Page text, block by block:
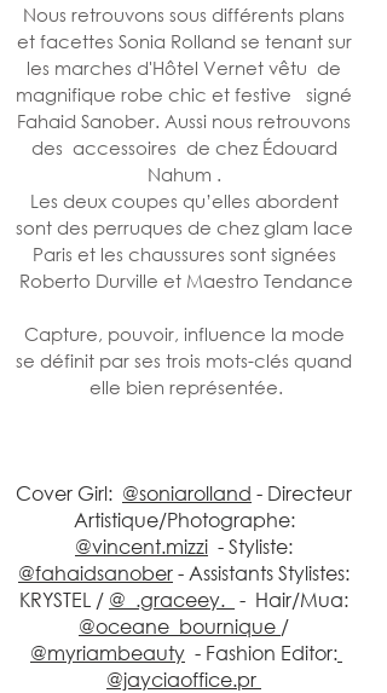
Nous retrouvons sous différents plans
et facettes Sonia Rolland se tenant sur
les marches d'Hôtel Vernet vêtu  de
magnifique robe chic et festive   signé
Fahaid Sanober. Aussi nous retrouvons
des  accessoires  de chez Édouard
Nahum .
Les deux coupes qu’elles abordent
sont des perruques de chez glam lace
Paris et les chaussures sont signées
Roberto Durville et Maestro Tendance
Capture, pouvoir, influence la mode
se définit par ses trois mots-clés quand
elle bien représentée.
Cover Girl: @soniarolland - Directeur
Artistique/Photographe:
@vincent.mizzi
  - Styliste:
@fahaidsanober - Assistants Stylistes:
KRYSTEL / @_.graceey._ -  Hair/Mua:
@oceane_bournique /
@myriambeauty
  - Fashion Editor:
@jayciaoffice.pr